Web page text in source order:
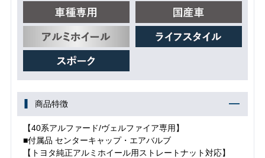
商品特徴
【40系アルファード/ヴェルファイア専用】
■付属品 センターキャップ・エアバルブ
【トヨタ純正アルミホイール用ストレートナット対応】